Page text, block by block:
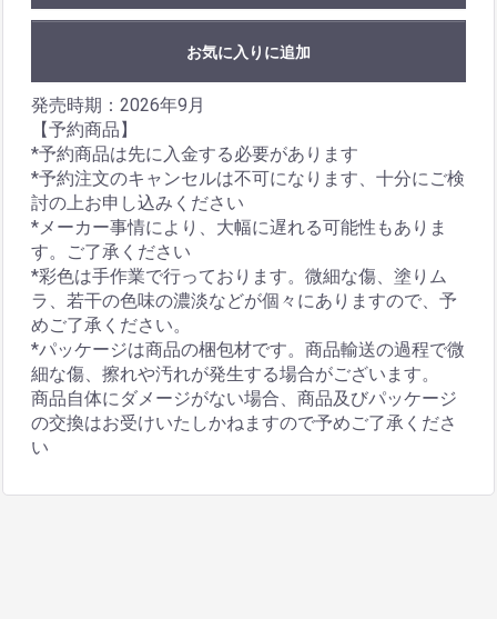
お気に入りに追加
発売時期：2026年9月
【予約商品】
*予約商品は先に入金する必要があります
*予約注文のキャンセルは不可になります、十分にご検
討の上お申し込みください
*メーカー事情により、大幅に遅れる可能性もありま
す。ご了承ください
*彩色は手作業で行っております。微細な傷、塗りム
ラ、若干の色味の濃淡などが個々にありますので、予
めご了承ください。
*パッケージは商品の梱包材です。商品輸送の過程で微
細な傷、擦れや汚れが発生する場合がございます。
商品自体にダメージがない場合、商品及びパッケージ
の交換はお受けいたしかねますので予めご了承くださ
い